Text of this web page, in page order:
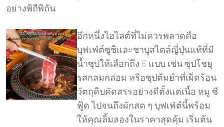
อย่างพิถีพิถัน
อีกหนึ่งไฮไลต์ที่ไม่ควรพลาดคือ
บุฟเฟ่ต์ซูชิและชาบูสไตล์ญี่ปุ่นแท้ที่มี
น้ำซุปให้เลือกถึง 8 แบบ เช่น ซุปโชยุ
รสกลมกล่อม หรือซุปต้มยำที่เผ็ดร้อน
วัตถุดิบคัดสรรอย่างดีตั้งแต่เนื้อ หมู ซี
ฟู้ด ไปจนถึงผักสด ๆ บุฟเฟ่ต์นี้พร้อม
ให้คุณลิ้มลองในราคาสุดคุ้ม เริ่มต้น